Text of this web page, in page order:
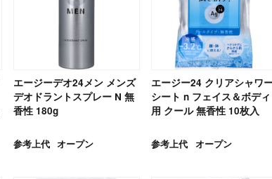
エージーデオ24メン メンズ
デオドラントスプレー N 無
香性 180g
参考上代 オープン
エージー24 クリアシャワ
シート n フェイス＆ボディ
用 クール 無香性 10枚入
参考上代 オープン